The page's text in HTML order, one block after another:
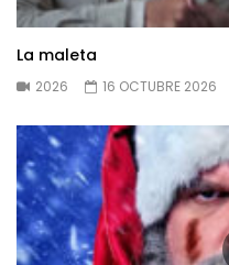
La maleta
2026 16 OCTUBRE 2026